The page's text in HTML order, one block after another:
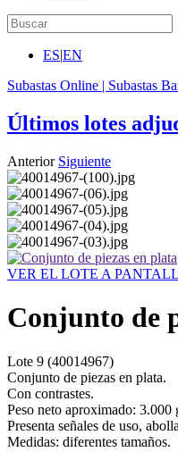
ES|EN
Subastas Online | Subastas
Últimos lotes
Anterior Siguiente
VER EL LOTE A
Conjunto de
Lote 9 (40014967)
Conjunto de piezas en plata.
Con contrastes.
Peso neto aproximado: 3.000
Presenta señales de uso,
Medidas: diferentes tamaños.